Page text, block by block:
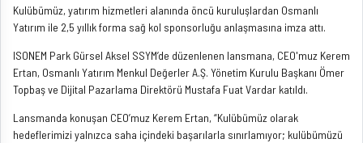
Kulübümüz, yatırım hizmetleri alanında öncü kuruluşlardan Osmanlı
Yatırım ile 2,5 yıllık forma sağ kol sponsorluğu anlaşmasına imza attı.
ISONEM Park Gürsel Aksel SSYM’de düzenlenen lansmana, CEO'muz Kerem
Ertan, Osmanlı Yatırım Menkul Değerler A.Ş. Yönetim Kurulu Başkanı Ömer
Topbaş ve Dijital Pazarlama Direktörü Mustafa Fuat Vardar katıldı.
Lansmanda konuşan CEO’muz Kerem Ertan, “Kulübümüz olarak
hedeflerimizi yalnızca saha içindeki başarılarla sınırlamıyor; kulübümüzü